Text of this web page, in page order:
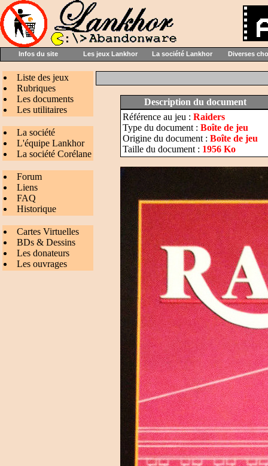
Infos du site Les jeux Lankhor La société Lankhor Diverses
Liste des jeux
Rubriques
Les documents
Les utilitaires
La société
L'équipe Lankhor
La société Corélane
Forum
Liens
FAQ
Historique
Cartes Virtuelles
BDs & Dessins
Les donateurs
Les ouvrages
Description du document
Référence au jeu : Raiders
Type du document : Boîte de jeu
Origine du document : Boîte de jeu
Taille du document : 1956 Ko